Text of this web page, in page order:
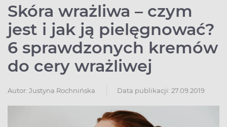
Skóra wrażliwa – czym
jest i jak ją pielęgnować?
6 sprawdzonych kremów
do cery wrażliwej
Autor: Justyna Rochnińska Data publikacji: 27.09.2019